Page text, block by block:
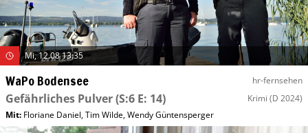
Mi, 12.08 13:35
WaPo Bodensee hr-fernsehen
Gefährliches Pulver(S:6 E: 14) Krimi (D 2024)
Mit: Floriane Daniel,Tim Wilde,Wendy Güntensperger